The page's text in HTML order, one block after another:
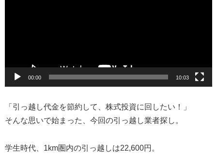
00:00 10:03
「引っ越し代金を節約して、株式投資に回したい！」
そんな思いで始まった、今回の引っ越し業者探し。
学生時代、1km圏内の引っ越しは22,600円。